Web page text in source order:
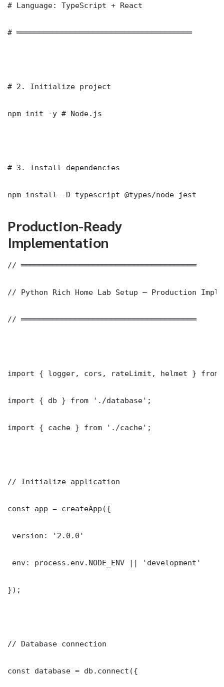
# Language: TypeScript + React
# ═══════════════════════════════════════
# 2. Initialize project
npm init -y # Node.js
# 3. Install dependencies
npm install -D typescript @types/node jest
Production-Ready
Implementation
// ═══════════════════════════════════════
// Python Rich Home Lab Setup — Production
// ═══════════════════════════════════════
import { logger, cors, rateLimit, helmet } from
import { db } from './database';
import { cache } from './cache';
// Initialize application
const app = createApp({
version: '2.0.0'
env: process.env.NODE_ENV || 'development'
});
// Database connection
const database = db.connect({